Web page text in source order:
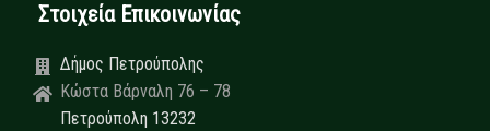
Στοιχεία Επικοινωνίας
Δήμος Πετρούπολης
Κώστα Βάρναλη 76 – 78
Πετρούπολη 13232